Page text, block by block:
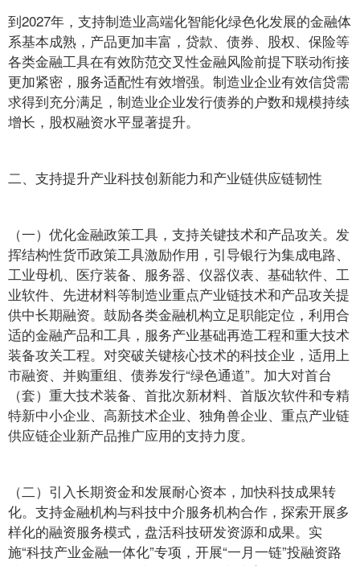
到2027年，支持制造业高端化智能化绿色化发展的金融体
系基本成熟，产品更加丰富，贷款、债券、股权、保险等
各类金融工具在有效防范交叉性金融风险前提下联动衔接
更加紧密，服务适配性有效增强。制造业企业有效信贷需
求得到充分满足，制造业企业发行债券的户数和规模持续
增长，股权融资水平显著提升。
二、支持提升产业科技创新能力和产业链供应链韧性
（一）优化金融政策工具，支持关键技术和产品攻关。发
挥结构性货币政策工具激励作用，引导银行为集成电路、
工业母机、医疗装备、服务器、仪器仪表、基础软件、工
业软件、先进材料等制造业重点产业链技术和产品攻关提
供中长期融资。鼓励各类金融机构立足职能定位，利用合
适的金融产品和工具，服务产业基础再造工程和重大技术
装备攻关工程。对突破关键核心技术的科技企业，适用上
市融资、并购重组、债券发行“绿色通道”。加大对首台
（套）重大技术装备、首批次新材料、首版次软件和专精
特新中小企业、高新技术企业、独角兽企业、重点产业链
供应链企业新产品推广应用的支持力度。
（二）引入长期资金和发展耐心资本，加快科技成果转
化。支持金融机构与科技中介服务机构合作，探索开展多
样化的融资服务模式，盘活科技研发资源和成果。实
施“科技产业金融一体化”专项，开展“一月一链”投融资路